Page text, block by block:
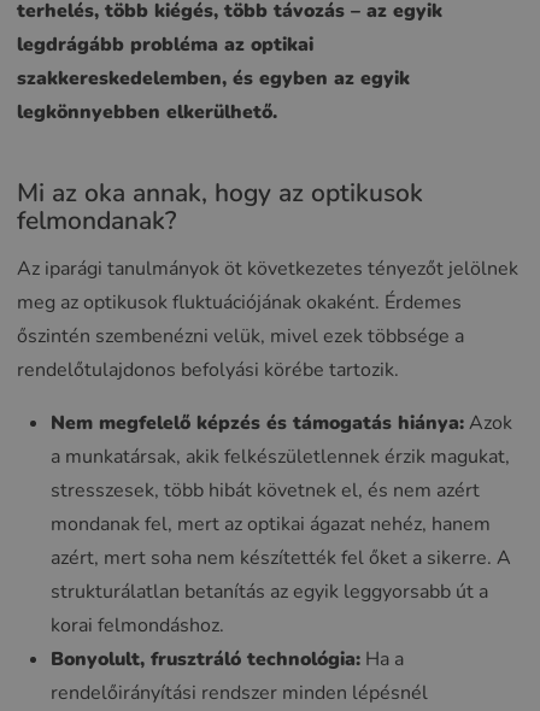
terhelés, több kiégés, több távozás – az egyik
legdrágább probléma az optikai
szakkereskedelemben, és egyben az egyik
legkönnyebben elkerülhető.
Mi az oka annak, hogy az optikusok
felmondanak?
Az iparági tanulmányok öt következetes tényezőt jelölnek
meg az optikusok fluktuációjának okaként. Érdemes
őszintén szembenézni velük, mivel ezek többsége a
rendelőtulajdonos befolyási körébe tartozik.
Nem megfelelő képzés és támogatás hiánya:Azok
a munkatársak, akik felkészületlennek érzik magukat,
stresszesek, több hibát követnek el, és nem azért
mondanak fel, mert az optikai ágazat nehéz, hanem
azért, mert soha nem készítették fel őket a sikerre. A
strukturálatlan betanítás az egyik leggyorsabb út a
korai felmondáshoz.
Bonyolult, frusztráló technológia: Ha a
rendelőirányítási rendszer minden lépésnél